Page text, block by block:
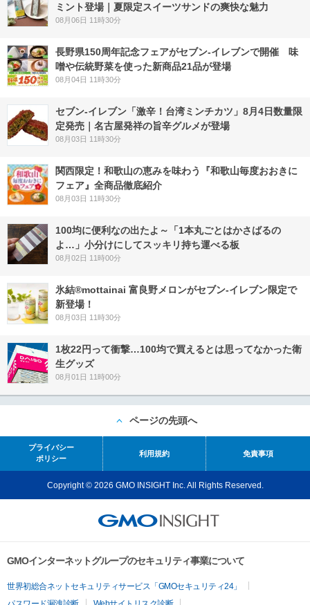
ミント登場｜夏限定スイーツサンドの爽快な魅力
08月06日 11時30分
長野県150周年記念フェアがセブン-イレブンで開催 味
噌や伝統野菜を使った新商品21品が登場
08月04日 11時30分
セブン-イレブン「激辛！台湾ミンチカツ」8月4日数量限
定発売｜名古屋発祥の旨辛グルメが登場
08月03日 11時30分
関西限定！和歌山の恵みを味わう『和歌山毎度おおきに
フェア』全商品徹底紹介
08月03日 11時30分
100均に便利なの出たよ～「1本丸ごとはかさばるの
よ…」小分けにしてスッキリ持ち運べる板
08月02日 11時00分
氷結®mottainai 富良野メロンがセブン‐イレブン限定で
新登場！
08月03日 11時30分
1枚22円って衝撃…100均で買えるとは思ってなかった衛
生グッズ
08月01日 11時00分
ページの先頭へ
プライバシー
ポリシー
利用規約 免責事項
Copyright © 2026 GMO INSIGHT Inc. All Rights Reserved.
GMOインターネットグループのセキュリティ事業について
世界初総合ネットセキュリティサービス「GMOセキュリティ24」